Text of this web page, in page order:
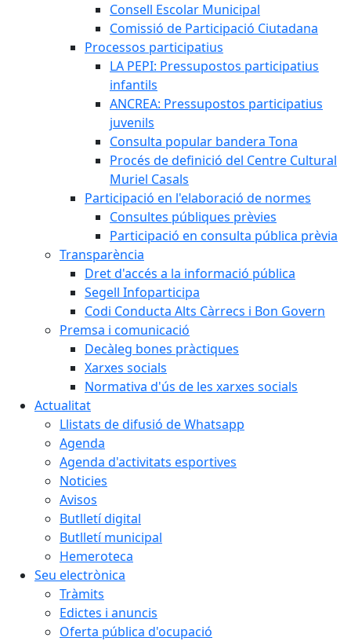
Consell Escolar Municipal
Comissió de Participació Ciutadana
Processos participatius
LA PEPI: Pressupostos participatius
infantils
ANCREA: Pressupostos participatius
juvenils
Consulta popular bandera Tona
Procés de definició del Centre Cultural
Muriel Casals
Participació en l'elaboració de normes
Consultes públiques prèvies
Participació en consulta pública prèvia
Transparència
Dret d'accés a la informació pública
Segell Infoparticipa
Codi Conducta Alts Càrrecs i Bon Govern
Premsa i comunicació
Decàleg bones pràctiques
Xarxes socials
Normativa d'ús de les xarxes socials
Actualitat
Llistats de difusió de Whatsapp
Agenda
Agenda d'activitats esportives
Noticies
Avisos
Butlletí digital
Butlletí municipal
Hemeroteca
Seu electrònica
Tràmits
Edictes i anuncis
Oferta pública d'ocupació